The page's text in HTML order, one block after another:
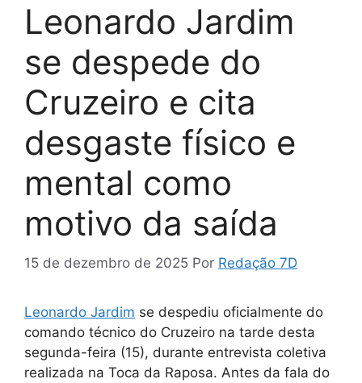
Leonardo Jardim
se despede do
Cruzeiro e cita
desgaste físico e
mental como
motivo da saída
15 de dezembro de 2025 Por Redação 7D
Leonardo Jardim se despediu oficialmente do
comando técnico do Cruzeiro na tarde desta
segunda-feira (15), durante entrevista coletiva
realizada na Toca da Raposa. Antes da fala do